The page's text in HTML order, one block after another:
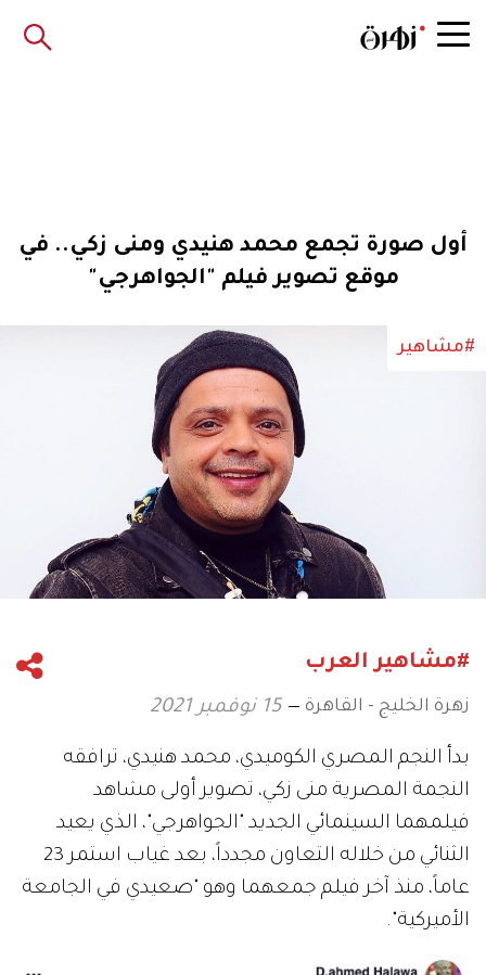
أول صورة تجمع محمد هنيدي ومنى زكي.. في
موقع تصوير فيلم "الجواهرجي"
#مشاهير
#مشاهير العرب
زهرة الخليج - القاهرة 15 نوفمبر 2021
بدأ النجم المصري الكوميدي، محمد هنيدي، ترافقه
النجمة المصرية منى زكي، تصوير أولى مشاهد
فيلمهما السينمائي الجديد "الجواهرجي"، الذي يعيد
الثنائي من خلاله التعاون مجدداً، بعد غياب استمر 23
عاماً، منذ آخر فيلم جمعهما وهو "صعيدي في الجامعة
الأميركية".